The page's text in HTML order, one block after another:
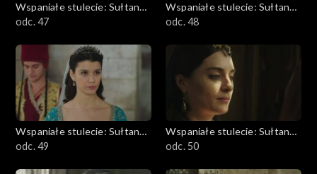
Wspaniałe stulecie: Sułtanka
Kösem
odc. 47
Wspaniałe stulecie: Sułtanka
Kösem
odc. 48
Wspaniałe stulecie: Sułtanka
Kösem
odc. 49
Wspaniałe stulecie: Sułtanka
Kösem
odc. 50